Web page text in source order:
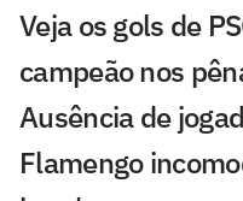
Veja os gols de
campeão nos
Ausência de
Flamengo